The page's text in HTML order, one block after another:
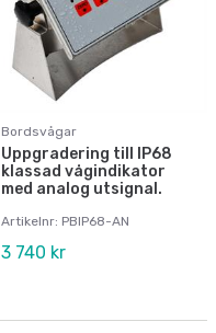
Bordsvågar
Uppgradering till IP68
klassad vågindikator
med analog utsignal.
Artikelnr: PBIP68-AN
3 740 kr